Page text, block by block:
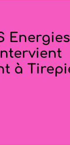
Energies
à